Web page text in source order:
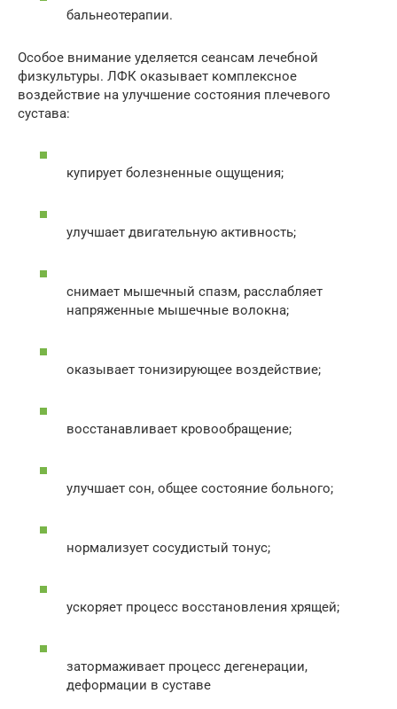
бальнеотерапии.
Особое внимание уделяется сеансам лечебной
физкультуры. ЛФК оказывает комплексное
воздействие на улучшение состояния плечевого
сустава:
купирует болезненные ощущения;
улучшает двигательную активность;
снимает мышечный спазм, расслабляет
напряженные мышечные волокна;
оказывает тонизирующее воздействие;
восстанавливает кровообращение;
улучшает сон, общее состояние больного;
нормализует сосудистый тонус;
ускоряет процесс восстановления хрящей;
затормаживает процесс дегенерации,
деформации в суставе